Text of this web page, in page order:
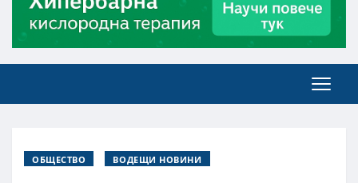
ОБЩЕСТВО ВОДЕЩИ НОВИНИ